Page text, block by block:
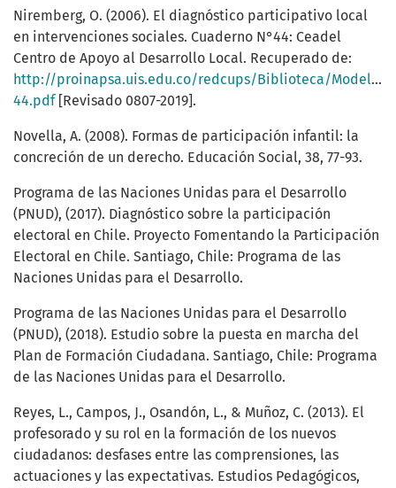
Niremberg, O. (2006). El diagnóstico participativo local
en intervenciones sociales. Cuaderno N°44: Ceadel
Centro de Apoyo al Desarrollo Local. Recuperado de:
http://proinapsa.uis.edu.co/redcups/Biblioteca/
44.pdf[Revisado 0807-2019].
Novella, A. (2008). Formas de participación infantil: la
concreción de un derecho. Educación Social, 38, 77-93.
Programa de las Naciones Unidas para el Desarrollo
(PNUD), (2017). Diagnóstico sobre la participación
electoral en Chile. Proyecto Fomentando la Participación
Electoral en Chile. Santiago, Chile: Programa de las
Naciones Unidas para el Desarrollo.
Programa de las Naciones Unidas para el Desarrollo
(PNUD), (2018). Estudio sobre la puesta en marcha del
Plan de Formación Ciudadana. Santiago, Chile: Programa
de las Naciones Unidas para el Desarrollo.
Reyes, L., Campos, J., Osandón, L., & Muñoz, C. (2013). El
profesorado y su rol en la formación de los nuevos
ciudadanos: desfases entre las comprensiones, las
actuaciones y las expectativas. Estudios Pedagógicos,